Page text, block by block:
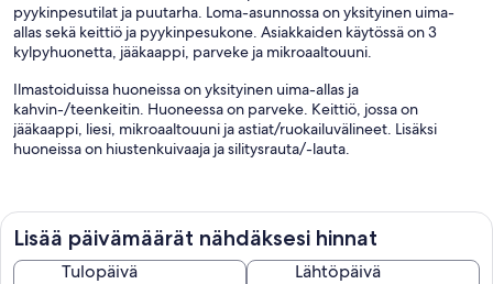
pyykinpesutilat ja puutarha. Loma-asunnossa on yksityinen uima-
allas sekä keittiö ja pyykinpesukone. Asiakkaiden käytössä on 3
kylpyhuonetta, jääkaappi, parveke ja mikroaaltouuni.
Ilmastoiduissa huoneissa on yksityinen uima-allas ja
kahvin-/teenkeitin. Huoneessa on parveke. Keittiö, jossa on
jääkaappi, liesi, mikroaaltouuni ja astiat/ruokailuvälineet. Lisäksi
huoneissa on hiustenkuivaaja ja silitysrauta/-lauta.
Lisää päivämäärät nähdäksesi hinnat
Tulopäivä Lähtöpäivä